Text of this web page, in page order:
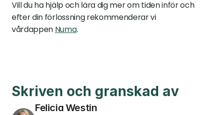
Vill du ha hjälp och lära dig mer om tiden inför och
efter din förlossning rekommenderar vi
vårdappen Numa.
Skriven och granskad av
Felicia Westin